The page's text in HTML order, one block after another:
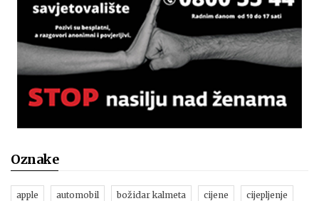
Oznake
apple automobil božidar kalmeta cijene cijepljenje